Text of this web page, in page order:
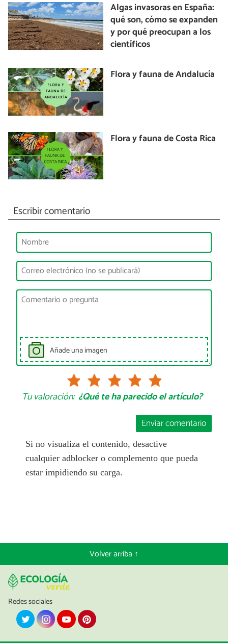
Algas invasoras en España:
qué son, cómo se expanden
y por qué preocupan a los
científicos
Flora y fauna de Andalucía
Flora y fauna de Costa Rica
Escribir comentario
Añade una imagen
Tu valoración: ¿Qué te ha parecido el artículo?
Enviar comentario
Si no visualiza el contenido, desactive
cualquier adblocker o complemento que pueda
estar impidiendo su carga.
Volver arriba ↑
Redes sociales